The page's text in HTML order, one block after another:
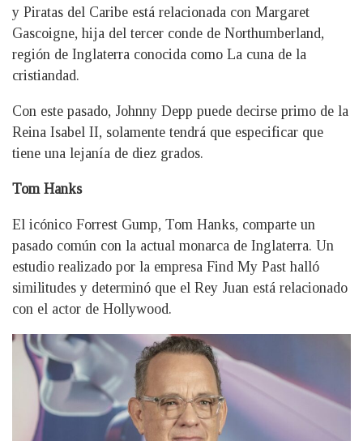
y Piratas del Caribe está relacionada con Margaret
Gascoigne, hija del tercer conde de Northumberland,
región de Inglaterra conocida como La cuna de la
cristiandad.
Con este pasado, Johnny Depp puede decirse primo de la
Reina Isabel II, solamente tendrá que especificar que
tiene una lejanía de diez grados.
Tom Hanks
El icónico Forrest Gump, Tom Hanks, comparte un
pasado común con la actual monarca de Inglaterra. Un
estudio realizado por la empresa Find My Past halló
similitudes y determinó que el Rey Juan está relacionado
con el actor de Hollywood.